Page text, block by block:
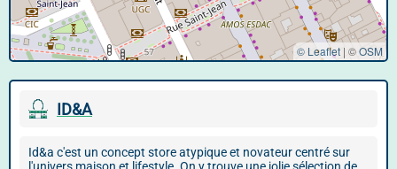
© Leaflet | ©OSM
ID&A
Id&a c'est un concept store atypique et novateur centré sur